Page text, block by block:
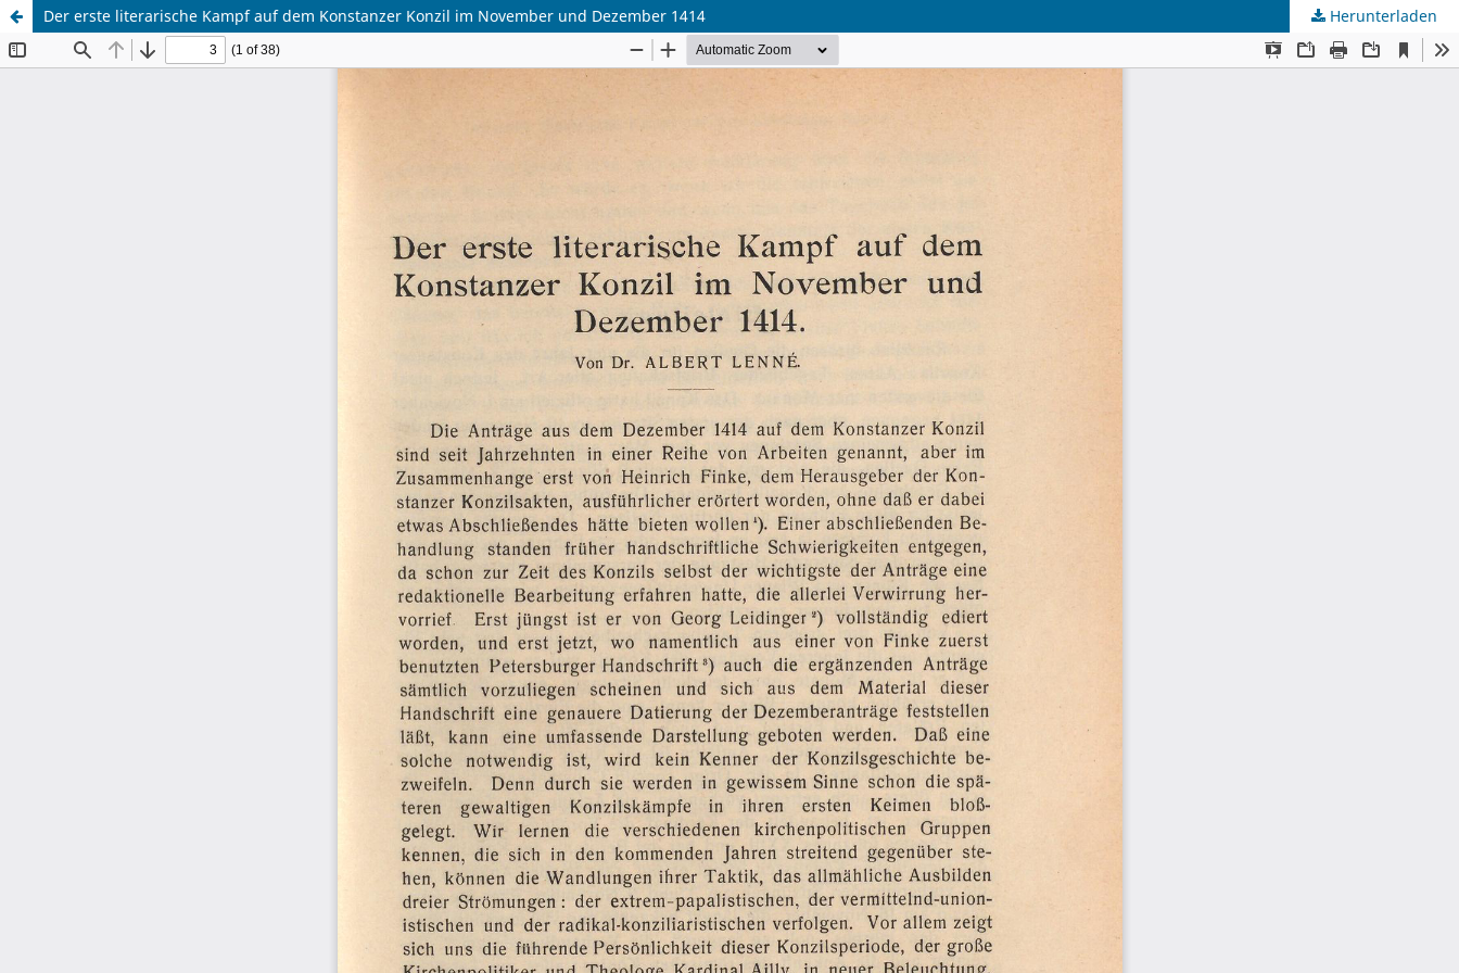
Der erste literarische Kampf auf dem Konstanzer Konzil im November und Dezember 1414 Herunterladen